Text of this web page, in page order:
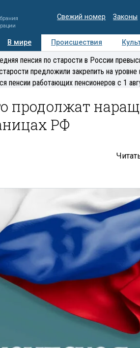
Свежий номер Законы
В мире Происшествия
Медиацентр Интервью
пенсия по старости в России
предложили закрепить на уровне
пенсии работающих пенсионеров с 1
продолжат
РФ